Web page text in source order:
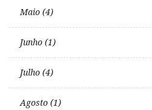
Maio (4)
Junho (1)
Julho (4)
Agosto (1)